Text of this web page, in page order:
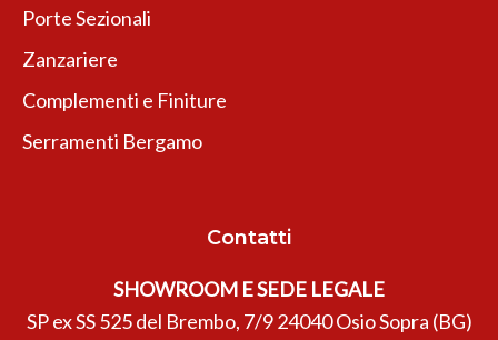
Porte Sezionali
Zanzariere
Complementi e Finiture
Serramenti Bergamo
Contatti
SHOWROOM E SEDE LEGALE
SP ex SS 525 del Brembo, 7/9 24040 Osio Sopra (BG)